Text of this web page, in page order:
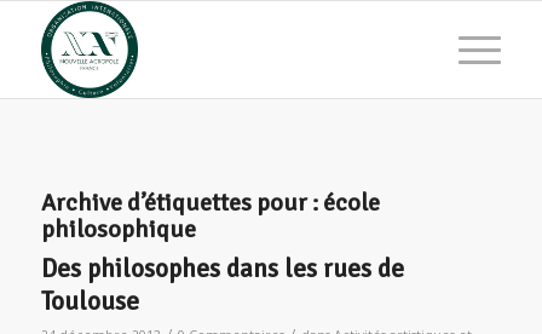
Archive d’étiquettes pour : école
philosophique
Des philosophes dans les rues de
Toulouse